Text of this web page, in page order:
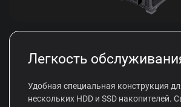
Легкость
Удобная специальная конструкция
нескольких HDD и SSD накопителей.